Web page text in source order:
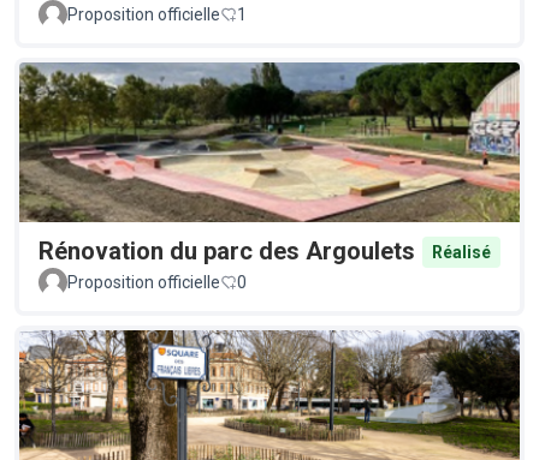
Proposition officielle 1
Rénovation du parc des Argoulets
Réalisé
Proposition officielle
0